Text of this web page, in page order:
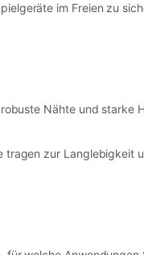
im Freien zu
Nähte und starke
zur Langlebigkeit